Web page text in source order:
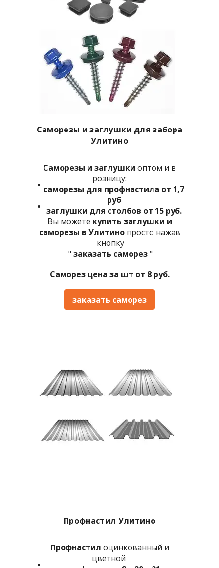
Саморезы и заглушки для забора
Улитино
Саморезы и заглушки оптом и в
розницу:
саморезы для профнастила от 1,7
руб
заглушки для столбов от 15 руб.
Вы можете купить заглушки и
саморезы в Улитино просто нажав
кнопку
" заказать саморез"
Саморез цена за шт от 8 руб.
заказать саморез
Профнастил Улитино
Профнастил оцинкованный и
цветной